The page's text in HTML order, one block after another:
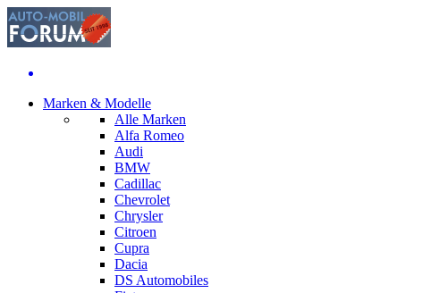
Marken & Modelle
Alle Marken
Alfa Romeo
Audi
BMW
Cadillac
Chevrolet
Chrysler
Citroen
Cupra
Dacia
DS Automobiles